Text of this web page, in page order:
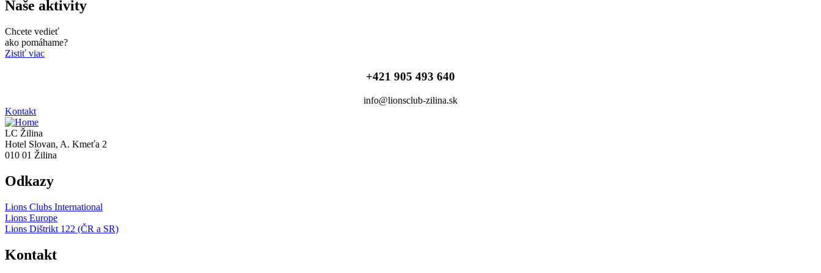
Naše aktivity
Chcete vedieť
ako pomáhame?
Zistiť viac
+421 905 493 640
info@lionsclub-zilina.sk
Kontakt
LC Žilina
Hotel Slovan, A. Kmeťa 2
010 01 Žilina
Odkazy
Lions Clubs International
Lions Europe
Lions Dištrikt 122 (ČR a SR)
Kontakt